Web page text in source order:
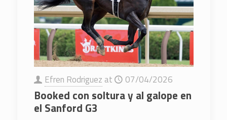
Efren Rodriguez at 07/04/2026
Booked con soltura y al galope en
el Sanford G3